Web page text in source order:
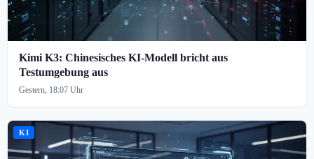
Kimi K3: Chinesisches KI-Modell bricht aus
Testumgebung aus
Gestern, 18:07 Uhr
KI